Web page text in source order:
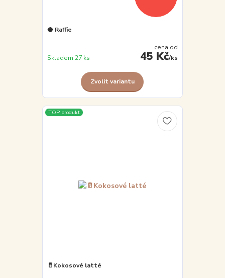
🥥 Raffie
cena od
45 Kč/ks
Skladem 27 ks
Zvolit variantu
TOP produkt
🥛Kokosové latté